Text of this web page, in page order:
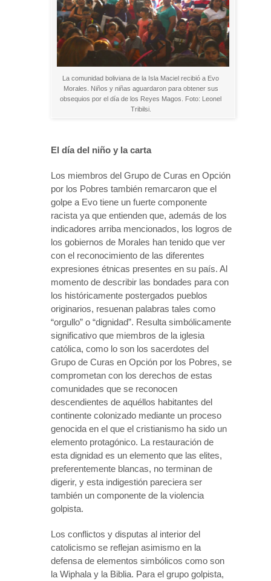
La comunidad boliviana de la Isla Maciel recibió a Evo
Morales. Niños y niñas aguardaron para obtener sus
obsequios por el día de los Reyes Magos. Foto: Leonel
Tribilsi.
El día del niño y la carta
Los miembros del Grupo de Curas en Opción
por los Pobres también remarcaron que el
golpe a Evo tiene un fuerte componente
racista ya que entienden que, además de los
indicadores arriba mencionados, los logros de
los gobiernos de Morales han tenido que ver
con el reconocimiento de las diferentes
expresiones étnicas presentes en su país. Al
momento de describir las bondades para con
los históricamente postergados pueblos
originarios, resuenan palabras tales como
“orgullo” o “dignidad”. Resulta simbólicamente
significativo que miembros de la iglesia
católica, como lo son los sacerdotes del
Grupo de Curas en Opción por los Pobres, se
comprometan con los derechos de estas
comunidades que se reconocen
descendientes de aquéllos habitantes del
continente colonizado mediante un proceso
genocida en el que el cristianismo ha sido un
elemento protagónico. La restauración de
esta dignidad es un elemento que las elites,
preferentemente blancas, no terminan de
digerir, y esta indigestión pareciera ser
también un componente de la violencia
golpista.
Los conflictos y disputas al interior del
catolicismo se reflejan asimismo en la
defensa de elementos simbólicos como son
la Wiphala y la Biblia. Para el grupo golpista,